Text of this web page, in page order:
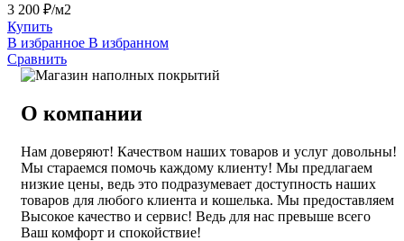
3 200 ₽/м2
Купить
В избранное В избранном
Сравнить
О компании
Нам доверяют! Качеством наших товаров и услуг довольны!
Мы стараемся помочь каждому клиенту! Мы предлагаем
низкие цены, ведь это подразумевает доступность наших
товаров для любого клиента и кошелька. Мы предоставляем
Высокое качество и сервис! Ведь для нас превыше всего
Ваш комфорт и спокойствие!